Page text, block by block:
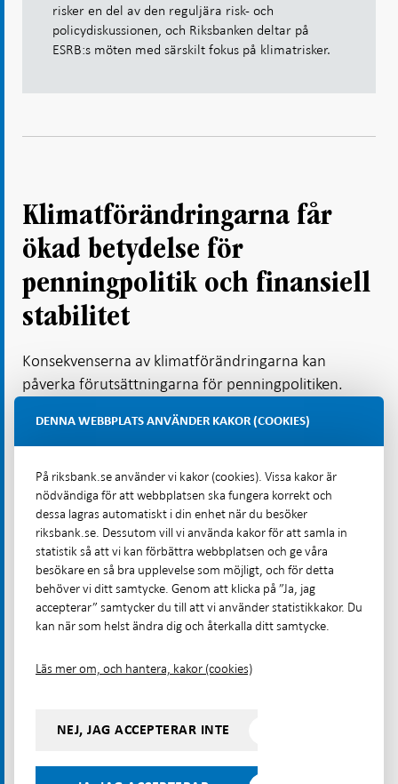
risker en del av den reguljära risk- och
policydiskussionen, och Riksbanken deltar på
ESRB:s möten med särskilt fokus på klimatrisker.
Klimatförändringarna får
ökad betydelse för
penningpolitik och finansiell
stabilitet
Konsekvenserna av klimatförändringarna kan
påverka förutsättningarna för penningpolitiken.
påverkas av såväl omställningsrisker som fysiska
risker, som uppstår till följd av klimatförändringarna.
För att Riksbanken ska kunna fatta bästa möjliga
penningpolitiska beslut behöver kunskapen om hur
inflationen påverkas av klimatförändringarna
fortsätta att förbättras. Även det finansiella
systemet påverkas. I nuläget framstår
omställningsriskerna som begränsade för svenska
banker. Dessa kan dock öka om åtgärder för att
motverka klimatförändringarna uteblir, och risken
för en oordnad omställning ökar. Det finansiella
detta och motverka grönmålning, det vill säga att
sina produkter, är det positivt att kraven på
DENNA WEBBPLATS ANVÄNDER KAKOR (COOKIES)
På riksbank.se använder vi kakor (cookies). Vissa kakor är
nödvändiga för att webbplatsen ska fungera korrekt och
dessa lagras automatiskt i din enhet när du besöker
riksbank.se. Dessutom vill vi använda kakor för att samla in
statistik så att vi kan förbättra webbplatsen och ge våra
besökare en så bra upplevelse som möjligt, och för detta
behöver vi ditt samtycke. Genom att klicka på ”Ja, jag
accepterar” samtycker du till att vi använder statistikkakor. Du
kan när som helst ändra dig och återkalla ditt samtycke.
Läs mer om, och hantera, kakor (cookies)
NEJ, JAG ACCEPTERAR INTE